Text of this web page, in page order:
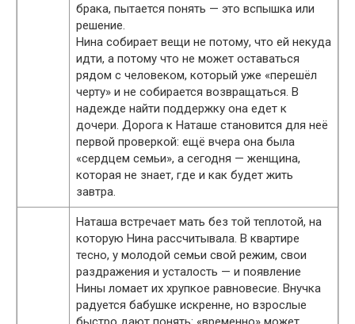
брака, пытается понять — это вспышка или
решение.
Нина собирает вещи не потому, что ей некуда
идти, а потому что не может оставаться
рядом с человеком, который уже «перешёл
черту» и не собирается возвращаться. В
надежде найти поддержку она едет к
дочери. Дорога к Наташе становится для неё
первой проверкой: ещё вчера она была
«сердцем семьи», а сегодня — женщина,
которая не знает, где и как будет жить
завтра.
Наташа встречает мать без той теплотой, на
которую Нина рассчитывала. В квартире
тесно, у молодой семьи свой режим, свои
раздражения и усталость — и появление
Нины ломает их хрупкое равновесие. Внучка
радуется бабушке искренне, но взрослые